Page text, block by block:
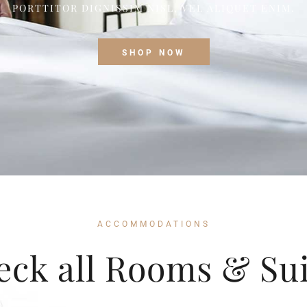
PORTTITOR DIGNISSIM NISL, VEL ALIQUET ENIM.
SHOP NOW
ACCOMMODATIONS
all Rooms &